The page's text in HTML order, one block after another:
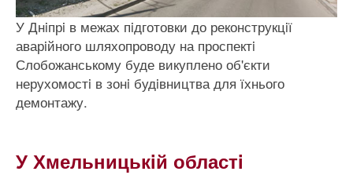
У Днiпрi в межах пiдготовки до реконструкцiї
аварiйного шляхопроводу на проспектi
Слобожанському буде викуплено об'єкти
нерухомостi в зонi будiвництва для їхнього
демонтажу.
У Хмельницькiй областi